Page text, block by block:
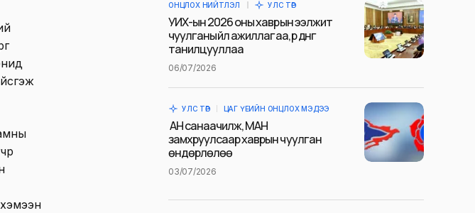
ОНЦЛОХ НИЙТЛЭЛ УЛС ТӨР
УИХ-ын 2026 оны хаврын ээлжит
чуулганы үйл ажиллагаа, үр дүнг
танилцууллаа
06/07/2026
УЛС ТӨР ЦАГ ҮЕИЙН ОНЦЛОХ МЭДЭЭ
АН санаачилж, МАН
замхруулсаар хаврын чуулган
өндөрлөлөө
03/07/2026